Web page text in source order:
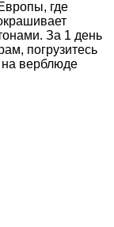
где
За 1 день
погрузитесь
на верблюде